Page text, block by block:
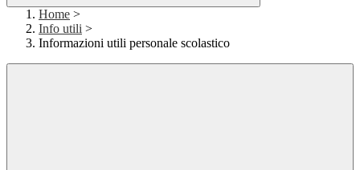
Home >
Info utili >
Informazioni utili personale scolastico